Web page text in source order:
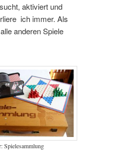
aktiviert und
ich immer. Als
anderen Spiele
Spielesammlung